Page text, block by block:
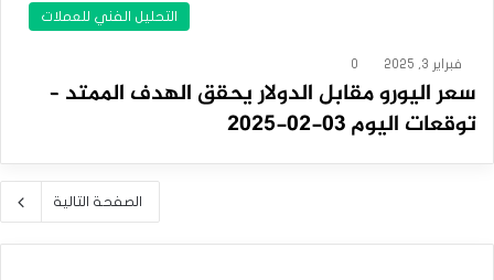
التحليل الفني للعملات
فبراير 3, 2025 0
سعر اليورو مقابل الدولار يحقق الهدف الممتد –
توقعات اليوم 03-02-2025
الصفحة التالية